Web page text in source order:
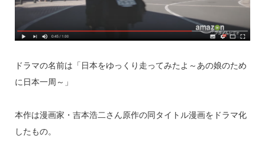
ドラマの名前は「日本をゆっくり走ってみたよ～あの娘のため
に日本一周～」
本作は漫画家・吉本浩二さん原作の同タイトル漫画をドラマ化
したもの。